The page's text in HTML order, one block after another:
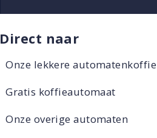
Direct naar
Onze lekkere automatenkoffie
Gratis koffieautomaat
Onze overige automaten